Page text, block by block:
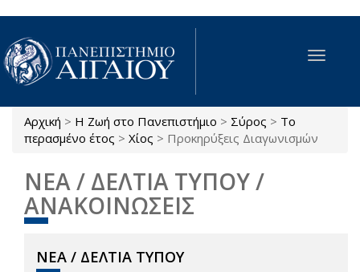
Παράκαμψη προς το κυρίως περιεχόμενο
Toggle
Είστε εδώ
Αρχική > Η Ζωή στο Πανεπιστήμιο > Σύρος > Το
περασμένο έτος > Χίος > Προκηρύξεις Διαγωνισμών
ΝΕΑ / ΔΕΛΤΙΑ ΤΥΠΟΥ /
ΑΝΑΚΟΙΝΩΣΕΙΣ
ΝΕΑ / ΔΕΛΤΙΑ ΤΥΠΟΥ